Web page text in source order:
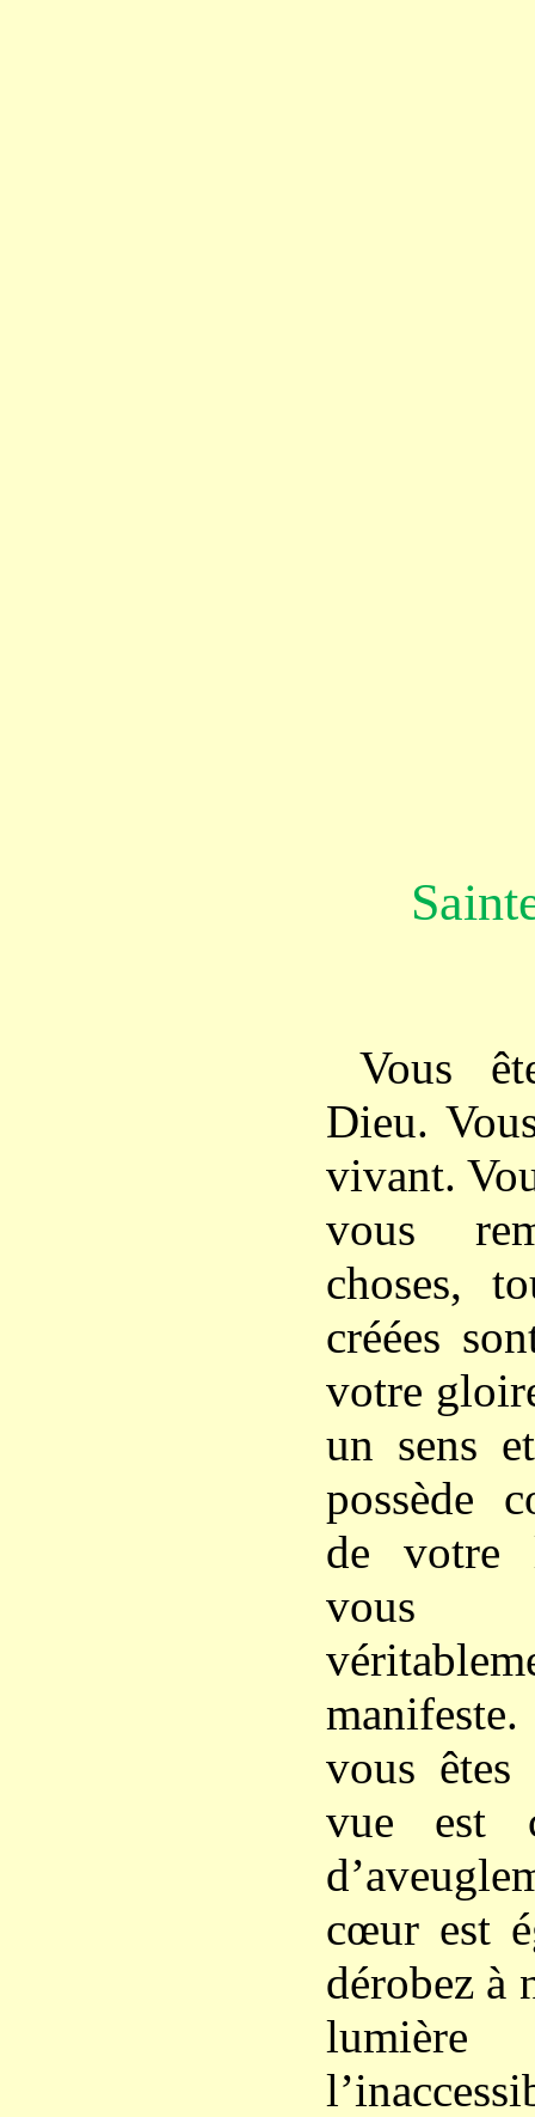
Vous
Dieu.
vivant.
vous
choses,
créées
votre
un sens
possède
de votre
vous
vous
vue est
cœur est
dérobez à